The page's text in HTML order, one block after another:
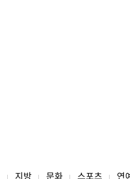
지방 문화 스포츠 연